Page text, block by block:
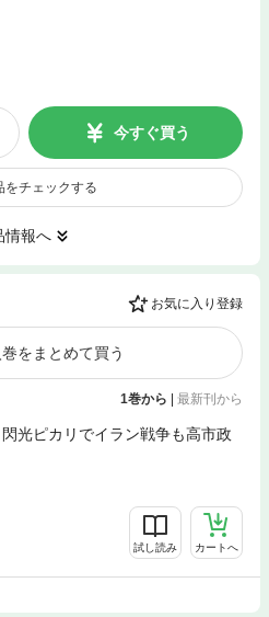
今すぐ買う
をチェックする
情報へ
お気に入り登録
をまとめて買う
1巻から | 最新刊から
光ピカリでイラン戦争も高市政
試し読み カートへ